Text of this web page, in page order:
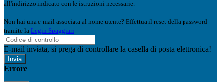
all'indirizzo indicato con le istruzioni necessarie.
Non hai una e-mail associata al nome utente? Effettua il reset della password
tramite la Login Spaggiari
E-mail inviata, si prega di controllare la casella di posta elettronica!
Errore